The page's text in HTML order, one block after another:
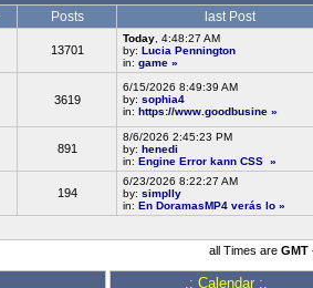
Posts last Post
13701
Today , 4:48:27 AM
by: Lucia Pennington
in: game »
3619
6/15/2026 8:49:39 AM
by: sophia4
in: https://www.goodbusine »
891
8/6/2026 2:45:23 PM
by: henedi
in: Engine Error kann CSS »
194
6/23/2026 8:22:27 AM
by: simplly
in: En DoramasMP4 verás lo »
all Times are GMT
.: Calendar :.